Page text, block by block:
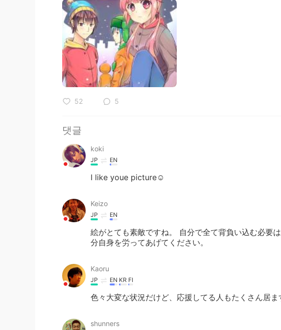
52 5
댓글
koki
JP EN
I like youe picture☺️
Keizo
JP EN
絵がとても素敵ですね。 自分で全て背負い込む必要
分自身を労ってあげてください。
Kaoru
JP EN KR FI
色々大変な状況だけど、応援してる人もたくさん居ま
shunners